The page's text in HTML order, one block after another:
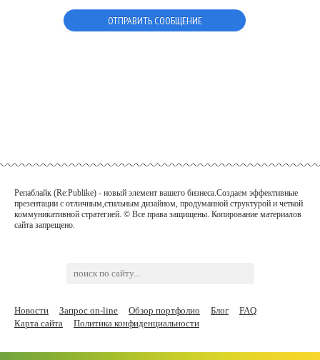
Репаблайк (Re:Publike) - новый элемент вашего бизнеса.Создаем эффективные
презентации с отличным,стильным дизайном, продуманной структурой и четкой
коммуникативной стратегией. © Все права защищены. Копирование материалов
сайта запрещено.
Новости Запрос on-line Обзор портфолио Блог
FAQ
Карта сайта
Политика конфиденциальности